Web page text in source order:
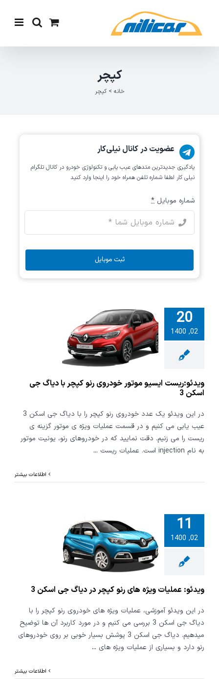
content
کپچر
خانه >کپچر
20
02, 1400
ایسیو
خودروی رنو
دیاگ جی
ویدئو:ریست ایسیو موتور خودروی رنو کپچر با دیاگ جی
اسکن 3
در این ویدئو یک عدد خودروی رنو کپچر را با دیاگ جی اسکن 3
عیب یابی می کنیم و در قسمت عملیات ویژه ی موتور گزینه ی
ریست را می زنیم. دقت نمایید که در خودروهای رنو، یونیت موتور
به نام injection است. عملیات ریست
...
اطلاعات بیشتر
11
02, 1400ویژه
اسکن 3
ویدئو: عملیات ویژه های رنو کپچر در دیاگ جی اسکن 3
در این ویدئو آموزشی، عملیات ویژه های خودروی رنو کپچر را با
دیاگ جی اسکن 3 بررسی می کنیم و در مورد کاربرد آن ها توضیح
میدهیم. دیاگ جی اسکن 3 پوشش بسیار خوبی بر روی خودروهای
رنو دارد و بسیاری از عملیات ویژه های ...
اطلاعات بیشتر
عضویت در کانال نیلی‌کار
یادگیری جدیدترین متد‌های عیب یابی‌ و تکنولوژی خودرو در کانال تلگرام
نیلی کار لطفا شماره تلفن همراه خود را اینجا وارد کنید
شماره موبایل *
ثبت موبایل